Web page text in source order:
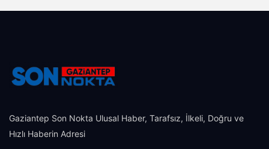
Gaziantep Son Nokta Ulusal Haber, Tarafsız, İlkeli, Doğru ve
Hızlı Haberin Adresi